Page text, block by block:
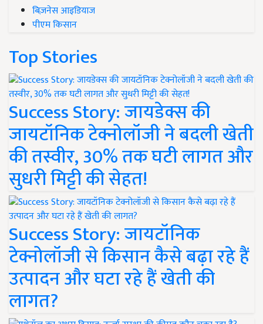
बिज़नेस आइडियाज
पीएम किसान
Top Stories
Success Story: जायडेक्स की
जायटॉनिक टेक्नोलॉजी ने बदली खेती
की तस्वीर, 30% तक घटी लागत और
सुधरी मिट्टी की सेहत!
Success Story: जायटॉनिक
टेक्नोलॉजी से किसान कैसे बढ़ा रहे हैं
उत्पादन और घटा रहे हैं खेती की
लागत?